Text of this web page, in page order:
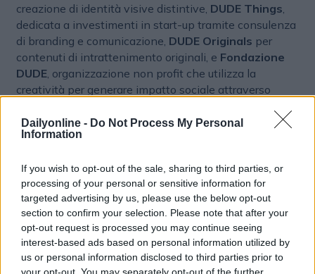
Dailyonline - Do Not Process My Personal
Information
If you wish to opt-out of the sale, sharing to third parties, or
processing of your personal or sensitive information for
targeted advertising by us, please use the below opt-out
section to confirm your selection. Please note that after your
opt-out request is processed you may continue seeing
interest-based ads based on personal information utilized by
us or personal information disclosed to third parties prior to
your opt-out. You may separately opt-out of the further
creazione di identità visive distintive, DUDE Things
dedicata a investimenti in start-up tramite consulenza
di branding e comunicazione, DUDE Originals per
contenuti di intrattenimento originali, e Fondazione
DUDE, organizzazione non profit che utilizza la
creatività per generare impatto sociale attraverso
A queste si aggiungono le partecipazioni di minoranza
Ilaria Belcastro, agenzia guidata daDario Marongiu,
Lorenzo Branchi e Nico Carrassi, e, da poche
settimane, conKotton, nuova agenzia media fondata
daDavid Abravanel (ex MarTech e AdTech in Google)
eTommaso Pietrarelli(ex growth in Jellyfish).
La strategia: integrazione delle verticalità